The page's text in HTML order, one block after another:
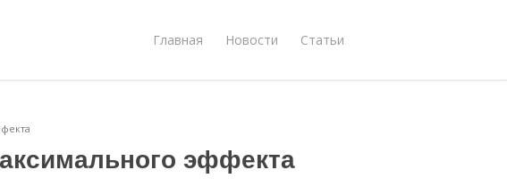
Главная Новости Статьи
эффекта